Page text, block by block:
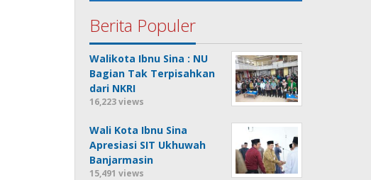
Berita Populer
Walikota Ibnu Sina : NU
Bagian Tak Terpisahkan
dari NKRI
16,223 views
Wali Kota Ibnu Sina
Apresiasi SIT Ukhuwah
Banjarmasin
15,491 views